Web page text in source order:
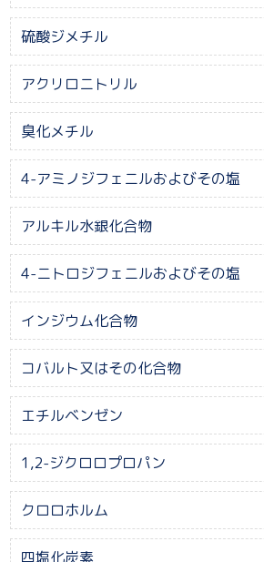
硫酸ジメチル
アクリロニトリル
臭化メチル
4-アミノジフェニルおよびその塩
アルキル水銀化合物
4-ニトロジフェニルおよびその塩
インジウム化合物
コバルト又はその化合物
エチルベンゼン
1,2-ジクロロプロパン
クロロホルム
四塩化炭素